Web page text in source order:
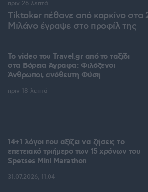
Tiktoker πέθανε από καρκίνο στα
Μιλάνο έγραψε στο προφίλ της
πριν 26 λεπτά
To video του Travel.gr από το ταξίδι
στα Βόρεια Άγραφα: Φιλόξενοι
Άνθρωποι, ανόθευτη Φύση
πριν 18 λεπτά
14+1 λόγοι που αξίζει να ζήσεις το
επετειακό τριήμερο των 15 χρόνων του
Spetses Mini Marathon
31.07.2026, 11:04